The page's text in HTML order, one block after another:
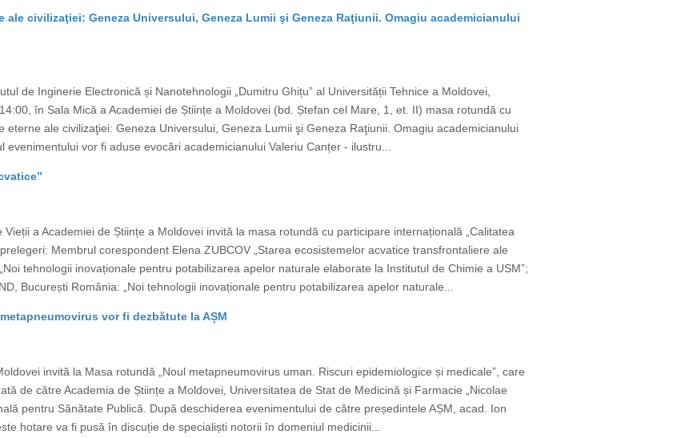
civilizaţiei: Geneza Universului, Geneza Lumii şi Geneza Raţiunii. Omagiu academicianului
de Inginerie Electronică și Nanotehnologii „Dumitru Ghițu” al Universității Tehnice a Moldovei,
în Sala Mică a Academiei de Științe a Moldovei (bd. Ștefan cel Mare, 1, et. II) masa rotundă cu
eterne ale civilizaţiei: Geneza Universului, Geneza Lumii şi Geneza Raţiunii. Omagiu academicianului
vor fi aduse evocări academicianului Valeriu Canțer - ilustru...
a Academiei de Științe a Moldovei invită la masa rotundă cu participare internațională „Calitatea
Membrul corespondent Elena ZUBCOV „Starea ecosistemelor acvatice transfrontaliere ale
tehnologii inovaționale pentru potabilizarea apelor naturale elaborate la Institutul de Chimie a USM”;
București România: „Noi tehnologii inovaționale pentru potabilizarea apelor naturale...
vor fi dezbătute la AȘM
invită la Masa rotundă „Noul metapneumovirus uman. Riscuri epidemiologice și medicale”, care
de către Academia de Științe a Moldovei, Universitatea de Stat de Medicină și Farmacie „Nicolae
pentru Sănătate Publică. După deschiderea evenimentului de către președintele AȘM, acad. Ion
hotare va fi pusă în discuție de specialiști notorii în domeniul medicinii...